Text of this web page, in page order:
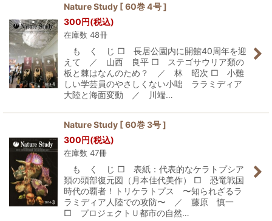
Nature Study [ 60巻 4号 ]
300円(税込)
在庫数 48冊
も く じ □ 長居公園内に開館40周年を迎
えて ／ 山西 良平 □ ステゴサウリア類の
板と棘はなんのため？ ／ 林 昭次 □ 小難
しい学芸員のやさしくない小咄 ララミディア
大陸と海面変動 ／ 川端…
Nature Study [ 60巻 3号 ]
300円(税込)
在庫数 47冊
も く じ □ 表紙：代表的なケラトプシア
類の頭部復元図（月本佳代美作） □ 恐竜戦国
時代の覇者！トリケラトプス 〜知られざるラ
ラミディア人陸での攻防〜 ／ 藤原 慎一
□ プロジェクトＵ都市の自然…